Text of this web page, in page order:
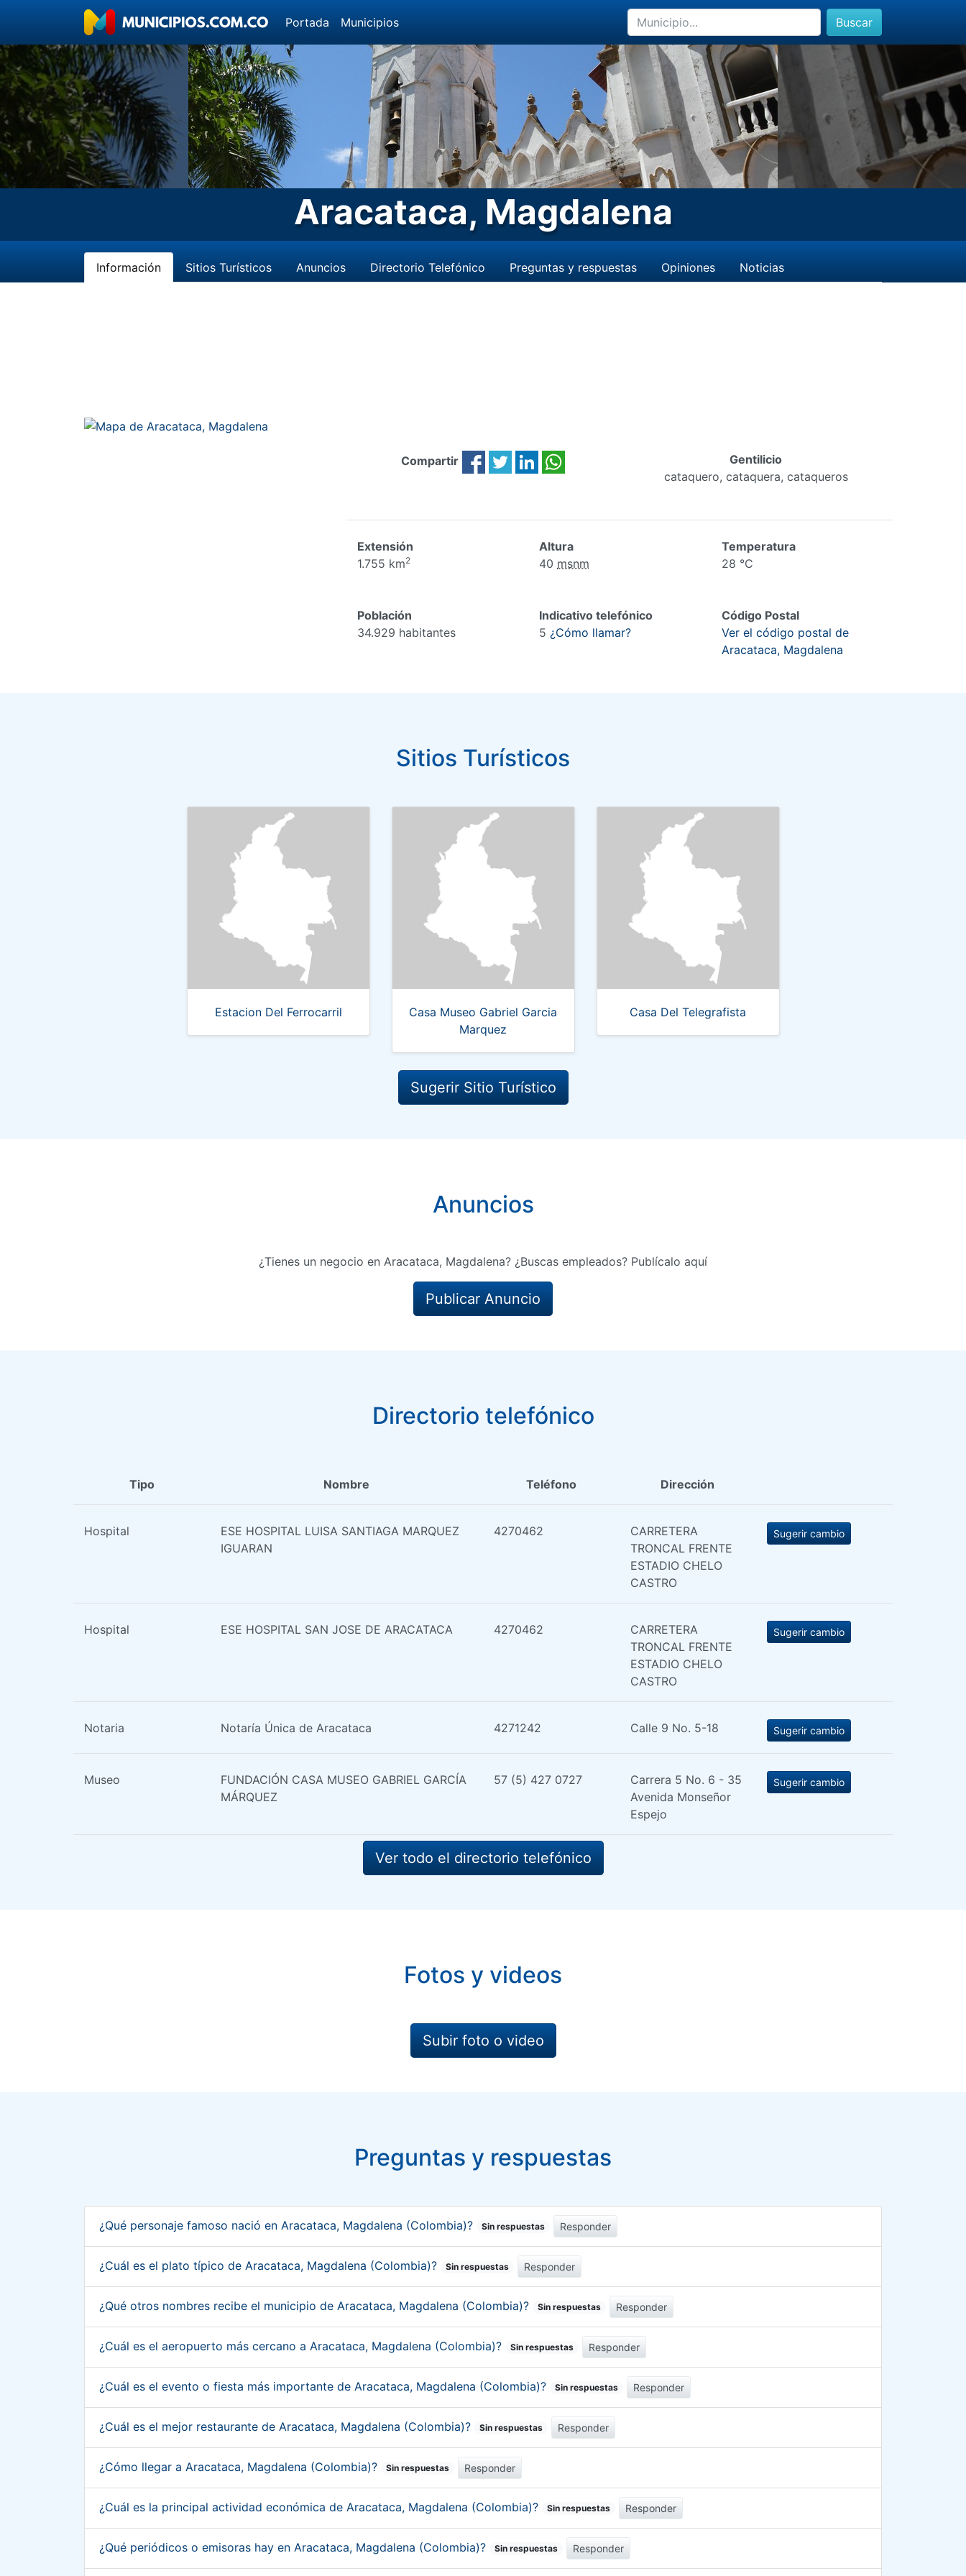
Portada Municipios Buscar
Aracataca, Magdalena
Información Sitios Turísticos Anuncios Directorio Telefónico Preguntas y respuestas Opiniones Noticias
Compartir
Gentilicio
cataquero, cataquera, cataqueros
Extensión
1.755 km2
Altura
40 msnm
Temperatura
28 °C
Población
34.929 habitantes
Indicativo telefónico
5 ¿Cómo llamar?
Código Postal
Ver el código postal de
Aracataca, Magdalena
Sitios Turísticos
Estacion Del Ferrocarril
Casa Museo Gabriel Garcia
Marquez
Casa Del Telegrafista
Sugerir Sitio Turístico
Anuncios
¿Tienes un negocio en Aracataca, Magdalena? ¿Buscas empleados? Publícalo aquí
Publicar Anuncio
Directorio telefónico
Tipo Nombre Teléfono Dirección
Hospital
ESE HOSPITAL LUISA SANTIAGA MARQUEZ
IGUARAN
4270462
CARRETERA
TRONCAL FRENTE
ESTADIO CHELO
CASTRO
Sugerir cambio
Hospital ESE HOSPITAL SAN JOSE DE ARACATACA 4270462
CARRETERA
TRONCAL FRENTE
ESTADIO CHELO
CASTRO
Sugerir cambio
Notaria Notaría Única de Aracataca 4271242 Calle 9 No. 5-18 Sugerir cambio
Museo
FUNDACIÓN CASA MUSEO GABRIEL GARCÍA
MÁRQUEZ
57 (5) 427 0727
Carrera 5 No. 6 - 35
Avenida Monseñor
Espejo
Sugerir cambio
Ver todo el directorio telefónico
Fotos y videos
Subir foto o video
Preguntas y respuestas
¿Qué personaje famoso nació en Aracataca, Magdalena (Colombia)? Sin respuestas Responder
¿Cuál es el plato típico de Aracataca, Magdalena (Colombia)? Sin respuestas Responder
¿Qué otros nombres recibe el municipio de Aracataca, Magdalena (Colombia)? Sin respuestas Responder
¿Cuál es el aeropuerto más cercano a Aracataca, Magdalena (Colombia)? Sin respuestas Responder
¿Cuál es el evento o fiesta más importante de Aracataca, Magdalena (Colombia)? Sin respuestas Responder
¿Cuál es el mejor restaurante de Aracataca, Magdalena (Colombia)? Sin respuestas Responder
¿Cómo llegar a Aracataca, Magdalena (Colombia)? Sin respuestas Responder
¿Cuál es la principal actividad económica de Aracataca, Magdalena (Colombia)? Sin respuestas Responder
¿Qué periódicos o emisoras hay en Aracataca, Magdalena (Colombia)? Sin respuestas Responder